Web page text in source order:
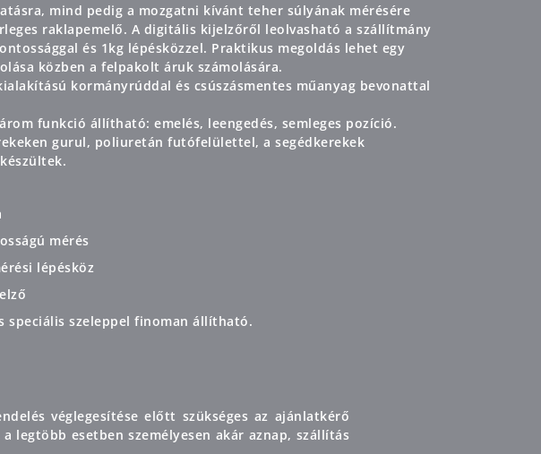
mind pedig a mozgatni kívánt teher súlyának mérésére
raklapemelő. A digitális kijelzőről leolvasható a szállítmány
és 1kg lépésközzel. Praktikus megoldás lehet egy
közben a felpakolt áruk számolására.
kormányrúddal és csúszásmentes műanyag bevonattal
funkció állítható: emelés, leengedés, semleges pozíció.
gurul, poliuretán futófelülettel, a segédkerekek
mérés
lépésköz
speciális szeleppel finoman állítható.
véglegesítése előtt szükséges az ajánlatkérő
legtöbb esetben személyesen akár aznap, szállítás